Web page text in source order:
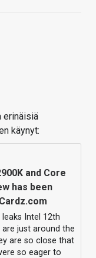
erinäisiä
käynyt:
and Core
has been
Intel 12th
are just around the
are so close that
so eager to